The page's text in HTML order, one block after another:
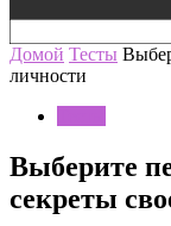
Домой Тесты
личности
Выберите
секреты